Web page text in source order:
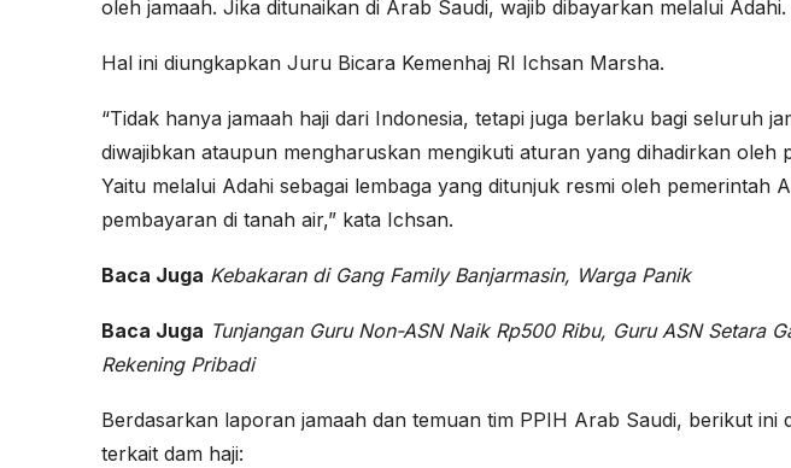
oleh jamaah. Jika ditunaikan di Arab Saudi, wajib dibayarkan melalui Adahi.
Hal ini diungkapkan Juru Bicara Kemenhaj RI Ichsan Marsha.
“Tidak hanya jamaah haji dari Indonesia, tetapi juga berlaku bagi seluruh
diwajibkan ataupun mengharuskan mengikuti aturan yang dihadirkan oleh
Yaitu melalui Adahi sebagai lembaga yang ditunjuk resmi oleh pemerintah
pembayaran di tanah air,” kata Ichsan.
Baca Juga Kebakaran di Gang Family Banjarmasin, Warga Panik
Baca Juga Tunjangan Guru Non-ASN Naik Rp500 Ribu, Guru ASN Setara
Rekening Pribadi
Berdasarkan laporan jamaah dan temuan tim PPIH Arab Saudi, berikut ini
terkait dam haji: